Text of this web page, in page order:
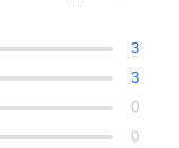
3
3
0
0